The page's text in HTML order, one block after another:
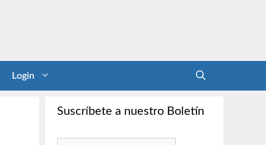
Login
Suscríbete a nuestro Boletín